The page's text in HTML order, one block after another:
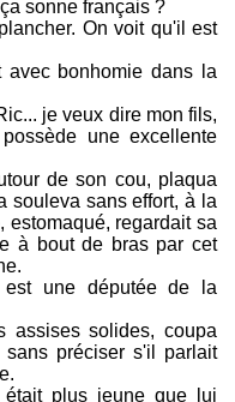
sonne français ?
On voit qu'il est
avec bonhomie dans la
je veux dire mon fils,
une excellente
de son cou, plaqua
souleva sans effort, à la
estomaqué, regardait sa
à bout de bras par cet
une députée de la
solides, coupa
sans préciser s'il parlait
plus jeune que lui